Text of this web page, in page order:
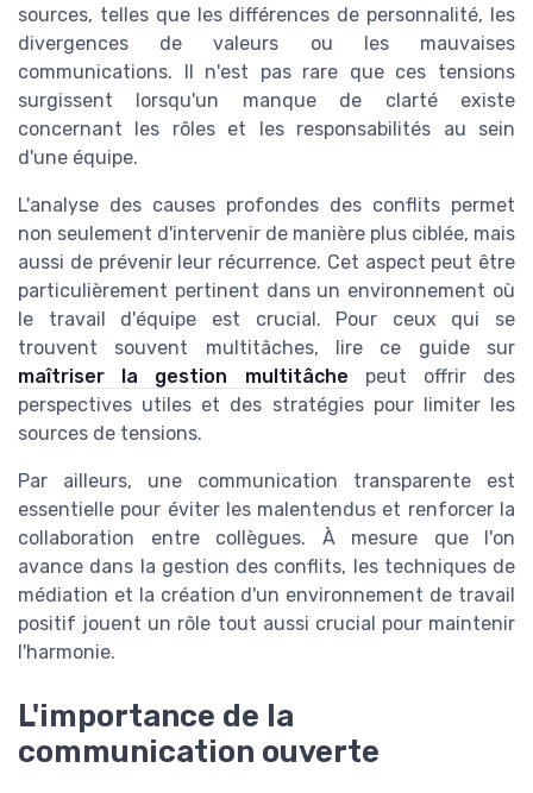
sources, telles que les différences de personnalité, les
divergences de valeurs ou les mauvaises
communications. Il n'est pas rare que ces tensions
surgissent lorsqu'un manque de clarté existe
concernant les rôles et les responsabilités au sein
d'une équipe.
L'analyse des causes profondes des conflits permet
non seulement d'intervenir de manière plus ciblée, mais
aussi de prévenir leur récurrence. Cet aspect peut être
particulièrement pertinent dans un environnement où
le travail d'équipe est crucial. Pour ceux qui se
trouvent souvent multitâches, lire ce guide sur
maîtriser la gestion multitâche peut offrir des
perspectives utiles et des stratégies pour limiter les
sources de tensions.
Par ailleurs, une communication transparente est
essentielle pour éviter les malentendus et renforcer la
collaboration entre collègues. À mesure que l'on
avance dans la gestion des conflits, les techniques de
médiation et la création d'un environnement de travail
positif jouent un rôle tout aussi crucial pour maintenir
l'harmonie.
L'importance de la
communication ouverte